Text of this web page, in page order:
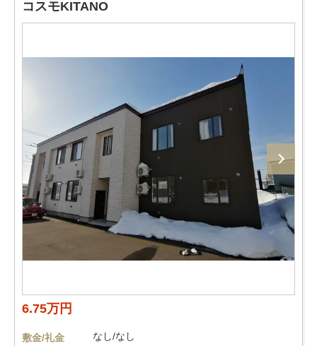
コスモKITANO
6.75万円
敷金/礼金
なし/なし